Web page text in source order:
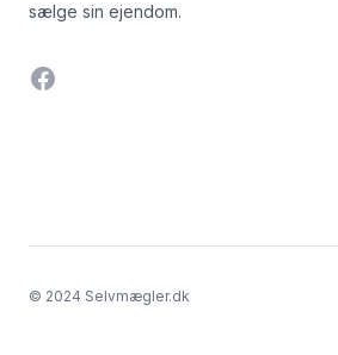
sælge sin ejendom.
Facebook
© 2024 Selvmægler.dk